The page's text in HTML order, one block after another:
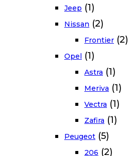
Jeep (1)
Nissan (2)
Frontier (2)
Opel (1)
Astra (1)
Meriva (1)
Vectra (1)
Zafira (1)
Peugeot (5)
206 (2)